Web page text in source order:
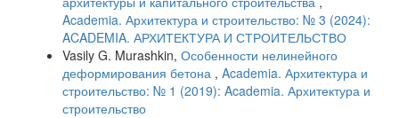
Academia. Архитектура и строительство: № 3 (2024):
ACADEMIA. АРХИТЕКТУРА И СТРОИТЕЛЬСТВО
Vasily G. Murashkin, Особенности нелинейного
деформирования бетона , Academia. Архитектура и
строительство: № 1 (2019): Academia. Архитектура и
строительство